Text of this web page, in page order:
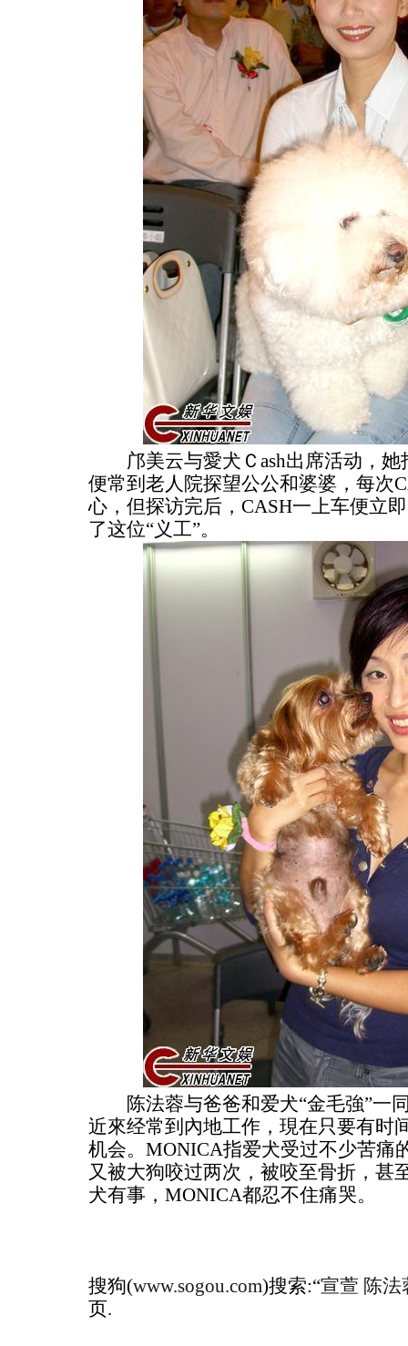
邝美云与愛犬Ｃash出席活动，她
便常到老人院探望公公和婆婆，每次
心，但探访完后，CASH一上车便立
了这位“义工”。
陈法蓉与爸爸和爱犬“金毛強”一
近來经常到內地工作，現在只要有时
机会。MONICA指爱犬受过不少苦痛
又被大狗咬过两次，被咬至骨折，甚
犬有事，MONICA都忍不住痛哭。
搜狗(www.sogou.com)搜索:“宣萱 陈法
页.